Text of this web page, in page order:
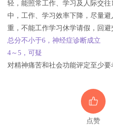
轻，能照常工作、学习及人际交往
中，工作、学习效率下降，尽量避
重，不能工作学习休学请假，回避
总分不小于6，神经症诊断成立
4～5，可疑
对精神痛苦和社会功能评定至少要
点赞